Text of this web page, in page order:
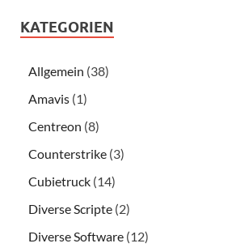
KATEGORIEN
Allgemein (38)
Amavis (1)
Centreon (8)
Counterstrike (3)
Cubietruck (14)
Diverse Scripte (2)
Diverse Software (12)